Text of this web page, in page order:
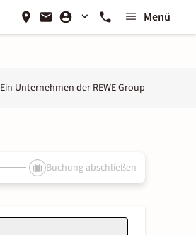
Menü
Ein Unternehmen der REWE Group
Buchung abschließen